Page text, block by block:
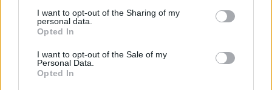
I want to opt-out of the Sharing of my
personal data.
Opted In
I want to opt-out of the Sale of my
Personal Data.
Opted In